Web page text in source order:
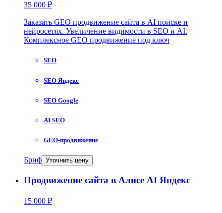
35 000 ₽
Заказать GEO продвижение сайта в AI поиске и
нейросетях. Увеличение видимости в SEO и AI.
Комплексное GEO продвижение под ключ
SEO
SEO Яндекс
SEO Google
AI SEO
GEO-продвижение
Бриф Уточнить цену
Продвижение сайта в Алисе AI Яндекс
15 000 ₽